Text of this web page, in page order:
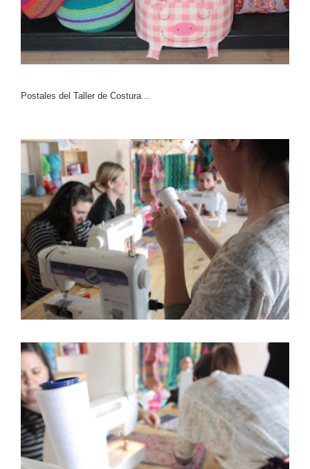
Postales del Taller de Costura...